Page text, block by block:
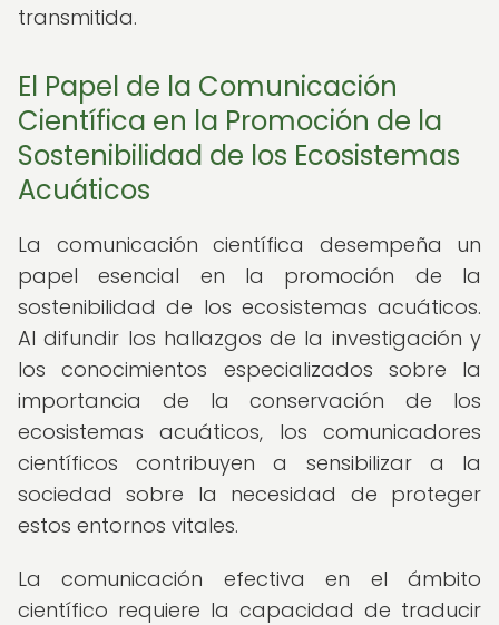
transmitida.
El Papel de la Comunicación
Científica en la Promoción de la
Sostenibilidad de los Ecosistemas
Acuáticos
La comunicación científica desempeña un
papel esencial en la promoción de la
sostenibilidad de los ecosistemas acuáticos.
Al difundir los hallazgos de la investigación y
los conocimientos especializados sobre la
importancia de la conservación de los
ecosistemas acuáticos, los comunicadores
científicos contribuyen a sensibilizar a la
sociedad sobre la necesidad de proteger
estos entornos vitales.
La comunicación efectiva en el ámbito
científico requiere la capacidad de traducir